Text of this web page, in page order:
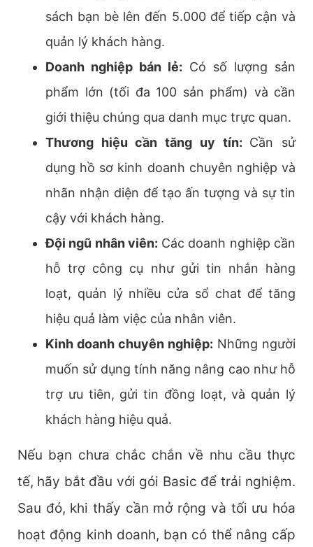
sách bạn bè lên đến 5.000 để tiếp cận và
quản lý khách hàng.
Doanh nghiệp bán lẻ: Có số lượng sản
phẩm lớn (tối đa 100 sản phẩm) và cần
giới thiệu chúng qua danh mục trực quan.
Thương hiệu cần tăng uy tín: Cần sử
dụng hồ sơ kinh doanh chuyên nghiệp và
nhãn nhận diện để tạo ấn tượng và sự tin
cậy với khách hàng.
Đội ngũ nhân viên: Các doanh nghiệp cần
hỗ trợ công cụ như gửi tin nhắn hàng
loạt, quản lý nhiều cửa sổ chat để tăng
hiệu quả làm việc của nhân viên.
Kinh doanh chuyên nghiệp: Những người
muốn sử dụng tính năng nâng cao như hỗ
trợ ưu tiên, gửi tin đồng loạt, và quản lý
khách hàng hiệu quả.
Nếu bạn chưa chắc chắn về nhu cầu thực
tế, hãy bắt đầu với gói Basic để trải nghiệm.
Sau đó, khi thấy cần mở rộng và tối ưu hóa
hoạt động kinh doanh, bạn có thể nâng cấp